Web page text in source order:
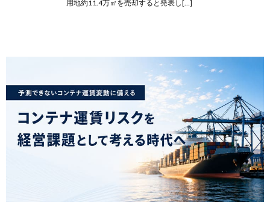
用地約11.4万㎡を売却すると発表し[…]